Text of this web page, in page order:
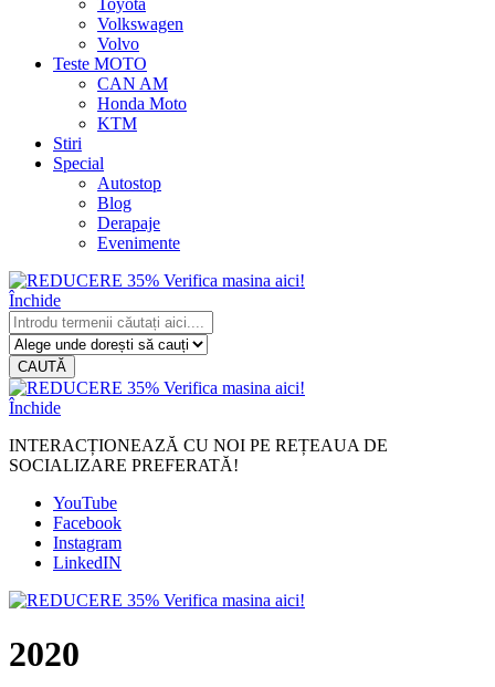
Toyota
Volkswagen
Volvo
Teste MOTO
CAN AM
Honda Moto
KTM
Stiri
Special
Autostop
Blog
Derapaje
Evenimente
Închide
CAUTĂ
Închide
INTERACȚIONEAZĂ CU NOI PE REȚEAUA DE
SOCIALIZARE PREFERATĂ!
YouTube
Facebook
Instagram
LinkedIN
2020